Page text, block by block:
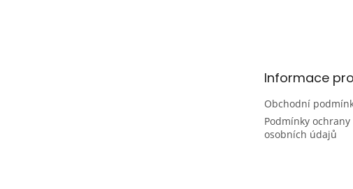
Informace
Obchodní
Podmínky ochrany
osobních údajů